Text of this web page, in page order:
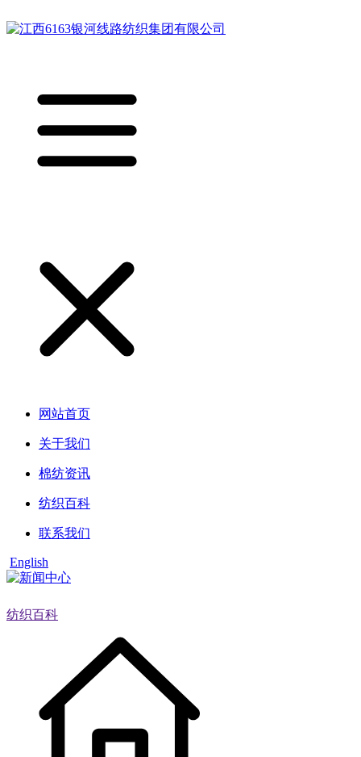
网站首页
关于我们
棉纺资讯
纺织百科
联系我们
English
纺织百科